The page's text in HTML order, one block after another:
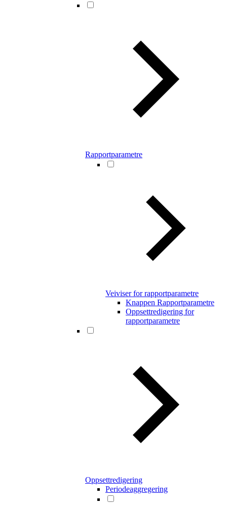
Rapportparametre
Veiviser for rapportparametre
Knappen Rapportparametre
Oppsettredigering for
rapportparametre
Oppsettredigering
Periodeaggregering